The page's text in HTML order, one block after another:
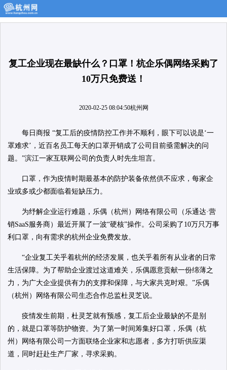
复工企业现在最缺什么？口罩！杭企乐偶网络采购了
10万只免费送！
2020-02-25 08:04:50杭州网
每日商报 “复工后的疫情防控工作并不顺利，眼下可以说是‘一
罩难求’，近百名员工每天的口罩开销成了公司目前亟需解决的问
题。”滨江一家互联网公司的负责人时先生坦言。
口罩，作为疫情时期最基本的防护装备依然供不应求，每家企
业或多或少都面临着短缺压力。
为纾解企业运行难题，乐偶（杭州）网络有限公司（乐通达·营
销SaaS服务商）最近开展了一波“硬核”操作。公司采购了10万只万事
利口罩，向有需求的杭州企业免费发放。
“企业复工关乎着杭州的经济发展，也关乎着所有从业者的日常
生活保障。为了帮助企业渡过这道难关，乐偶愿意贡献一份绵薄之
力，为广大企业提供有力的支撑和保障，与大家共克时艰。”乐偶
（杭州）网络有限公司生态合作总监杜灵芝说。
疫情发生前期，杜灵芝就有预感，复工后企业最缺的不是别
的，就是口罩等防护物资。为了第一时间筹集好口罩，乐偶（杭
州）网络有限公司一方面联络企业家和志愿者，多方打听供应渠
道，同时赶赴生产厂家，寻求采购。